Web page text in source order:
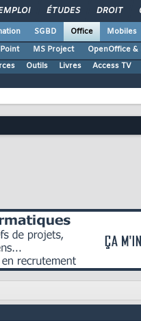
ÉTUDES DROIT
SGBD Office Mobiles
MS Project OpenOffice
Outils Livres Access TV